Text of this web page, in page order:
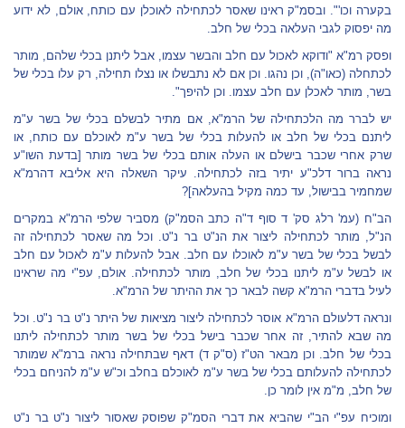
בקערה וכו'". ובסמ"ק ראינו שאסר לכתחילה לאוכלן עם כותח, אולם, לא ידוע
מה יפסוק לגבי העלאה בכלי של חלב.
ופסק רמ"א "ודוקא לאכול עם חלב והבשר עצמו, אבל ליתנן בכלי שלהם, מותר
לכתחלה (כאו"ה), וכן נהגו. וכן אם לא נתבשלו או נצלו תחילה, רק עלו בכלי של
בשר, מותר לאכלן עם חלב עצמו. וכן להיפך".
יש לברר מה הלכתחילה של הרמ"א, אם מתיר לבשלם בכלי של בשר ע"מ
ליתנם בכלי של חלב או להעלות בכלי של בשר ע"מ לאוכלם עם כותח, או
שרק אחרי שכבר בישלם או העלה אותם בכלי של בשר מותר [בדעת השו"ע
נראה ברור דלכ"ע יתיר בזה לכתחילה. עיקר השאלה היא אליבא דהרמ"א
שמחמיר בבישול, עד כמה מקיל בהעלאה]?
הב"ח (עמ' רלג סק' ד סוף ד"ה כתב הסמ"ק) מסביר שלפי הרמ"א במקרים
הנ"ל, מותר לכתחילה ליצור את הנ"ט בר נ"ט. וכל מה שאסר לכתחילה זה
לבשל בכלי של בשר ע"מ לאוכלו עם חלב. אבל להעלות ע"מ לאכול עם חלב
או לבשל ע"מ ליתנו בכלי של חלב, מותר לכתחילה. אולם, עפ"י מה שראינו
לעיל בדברי הרמ"א קשה לבאר כך את ההיתר של הרמ"א.
ונראה דלעולם הרמ"א אוסר לכתחילה ליצור מציאות של היתר נ"ט בר נ"ט. וכל
מה שבא להתיר, זה אחר שכבר בישל בכלי של בשר מותר לכתחילה ליתנו
בכלי של חלב. וכן מבאר הט"ז (ס"ק ד) דאף שבתחילה נראה ברמ"א שמותר
לכתחילה להעלותם בכלי של בשר ע"מ לאוכלם בחלב וכ"ש ע"מ להניחם בכלי
של חלב, מ"מ אין לומר כן.
ומוכיח עפ"י הב"י שהביא את דברי הסמ"ק שפוסק שאסור ליצור נ"ט בר נ"ט